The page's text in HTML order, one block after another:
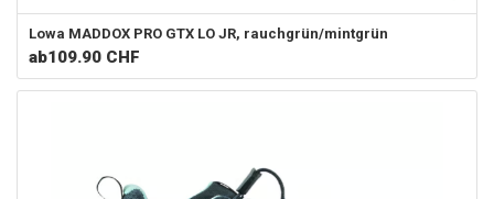
Lowa MADDOX PRO GTX LO JR, rauchgrün/mintgrün
ab109.90 CHF